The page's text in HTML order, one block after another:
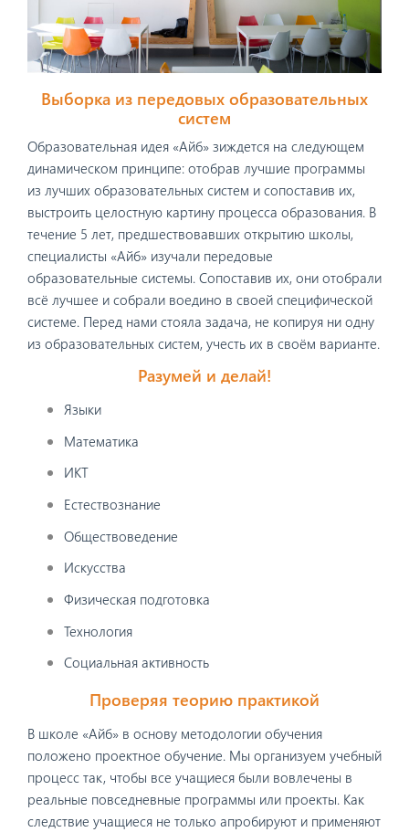
Выборка из передовых образовательных
систем
Образовательная идея «Айб» зиждется на следующем
динамическом принципе: отобрав лучшие программы
из лучших образовательных систем и сопоставив их,
выстроить целостную картину процесса образования. В
течение 5 лет, предшествовавших открытию школы,
специалисты «Айб» изучали передовые
образовательные системы. Сопоставив их, они отобрали
всё лучшее и собрали воедино в своей специфической
системе. Перед нами стояла задача, не копируя ни одну
из образовательных систем, учесть их в своём варианте.
Разумей и делай!
Языки
Математика
ИКТ
Естествознание
Обществоведение
Искусства
Физическая подготовка
Технология
Социальная активность
Проверяя теорию практикой
В школе «Айб» в основу методологии обучения
положено проектное обучение. Мы организуем учебный
процесс так, чтобы все учащиеся были вовлечены в
реальные повседневные программы или проекты. Как
следствие учащиеся не только апробируют и применяют